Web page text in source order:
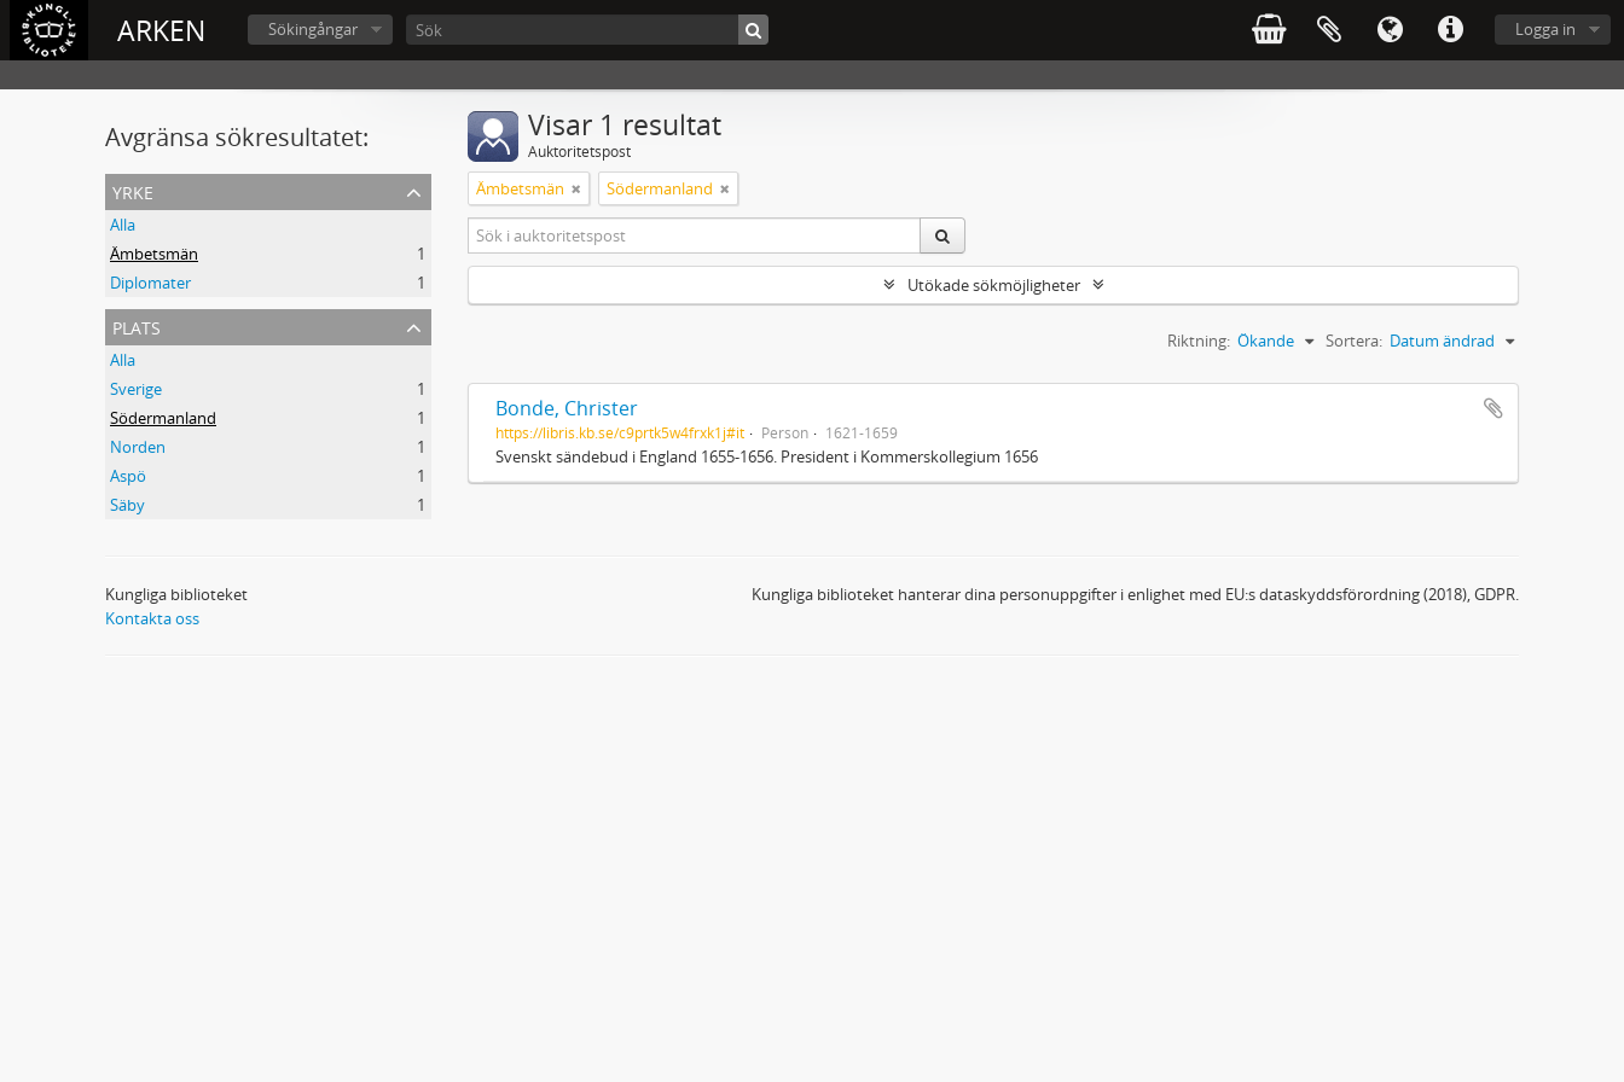
ARKEN Logga in
Sökingångar
Avgränsa sökresultatet:
yrke
Alla
Ämbetsmän
1
Diplomater
1
plats
Alla
Sverige
1
Södermanland
1
Norden
1
Aspö
1
Säby
1
Visar 1 resultat
Auktoritetspost
Ämbetsmän Södermanland
Utökade sökmöjligheter
Sortera: Datum ändrad
Riktning: Ökande
Bonde, Christer
https://libris.kb.se/c9prtk5w4frxk1j#it Person 1621-1659
Svenskt sändebud i England 1655-1656. President i Kommerskollegium 1656
Kungliga biblioteket
Kontakta oss
Kungliga biblioteket hanterar dina personuppgifter i enlighet med EU:s dataskyddsförordning (2018), GDPR.